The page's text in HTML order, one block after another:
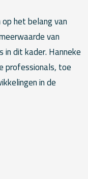
het belang van
van
in dit kader. Hanneke
professionals, toe
in de